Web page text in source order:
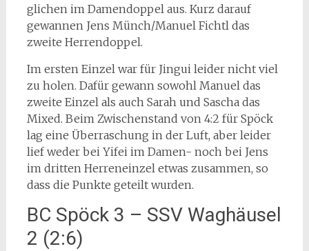
glichen im Damendoppel aus. Kurz darauf
gewannen Jens Münch/Manuel Fichtl das
zweite Herrendoppel.
Im ersten Einzel war für Jingui leider nicht viel
zu holen. Dafür gewann sowohl Manuel das
zweite Einzel als auch Sarah und Sascha das
Mixed. Beim Zwischenstand von 4:2 für Spöck
lag eine Überraschung in der Luft, aber leider
lief weder bei Yifei im Damen- noch bei Jens
im dritten Herreneinzel etwas zusammen, so
dass die Punkte geteilt wurden.
BC Spöck 3 – SSV Waghäusel
2 (2:6)